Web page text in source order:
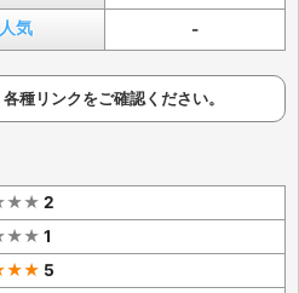
気 -
種リンクをご確認ください。
★★ 2
★★ 1
5